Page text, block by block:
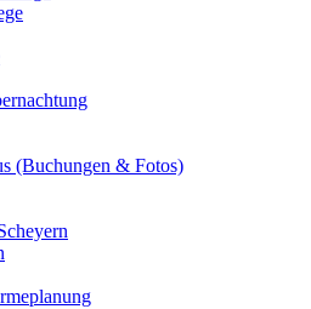
(Buchungen & Fotos)